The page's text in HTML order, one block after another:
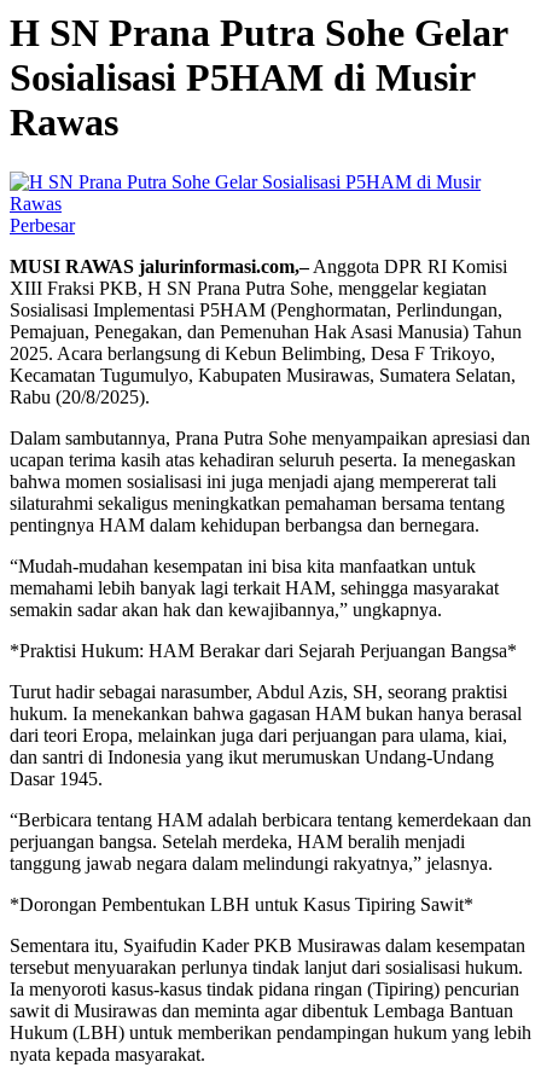
H SN Prana Putra Sohe Gelar
Sosialisasi P5HAM di Musir
Rawas
Perbesar
MUSI RAWAS jalurinformasi.com,–Anggota DPR RI Komisi
XIII Fraksi PKB, H SN Prana Putra Sohe, menggelar kegiatan
Sosialisasi Implementasi P5HAM (Penghormatan, Perlindungan,
Pemajuan, Penegakan, dan Pemenuhan Hak Asasi Manusia) Tahun
2025. Acara berlangsung di Kebun Belimbing, Desa F Trikoyo,
Kecamatan Tugumulyo, Kabupaten Musirawas, Sumatera Selatan,
Rabu (20/8/2025).
Dalam sambutannya, Prana Putra Sohe menyampaikan apresiasi dan
ucapan terima kasih atas kehadiran seluruh peserta. Ia menegaskan
bahwa momen sosialisasi ini juga menjadi ajang mempererat tali
silaturahmi sekaligus meningkatkan pemahaman bersama tentang
pentingnya HAM dalam kehidupan berbangsa dan bernegara.
“Mudah-mudahan kesempatan ini bisa kita manfaatkan untuk
memahami lebih banyak lagi terkait HAM, sehingga masyarakat
semakin sadar akan hak dan kewajibannya,” ungkapnya.
*Praktisi Hukum: HAM Berakar dari Sejarah Perjuangan Bangsa*
Turut hadir sebagai narasumber, Abdul Azis, SH, seorang praktisi
hukum. Ia menekankan bahwa gagasan HAM bukan hanya berasal
dari teori Eropa, melainkan juga dari perjuangan para ulama, kiai,
dan santri di Indonesia yang ikut merumuskan Undang-Undang
Dasar 1945.
“Berbicara tentang HAM adalah berbicara tentang kemerdekaan dan
perjuangan bangsa. Setelah merdeka, HAM beralih menjadi
tanggung jawab negara dalam melindungi rakyatnya,” jelasnya.
*Dorongan Pembentukan LBH untuk Kasus Tipiring Sawit*
Sementara itu, Syaifudin Kader PKB Musirawas dalam kesempatan
tersebut menyuarakan perlunya tindak lanjut dari sosialisasi hukum.
Ia menyoroti kasus-kasus tindak pidana ringan (Tipiring) pencurian
sawit di Musirawas dan meminta agar dibentuk Lembaga Bantuan
Hukum (LBH) untuk memberikan pendampingan hukum yang lebih
nyata kepada masyarakat.